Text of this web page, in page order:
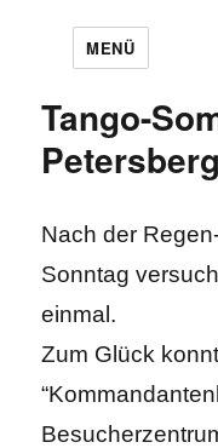
MENÜ
Tango-
Nach der
Sonntag
einmal.
Zum Glück